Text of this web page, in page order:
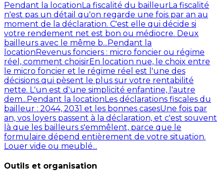
Pendant la location La fiscalité du bailleurLa fiscalité
n'est pas un détail qu'on regarde une fois par an au
moment de la déclaration. C'est elle qui décide si
votre rendement net est bon ou médiocre. Deux
bailleurs avec le même b... Pendant la
location Revenus fonciers : micro foncier ou régime
réel, comment choisirEn location nue, le choix entre
le micro foncier et le régime réel est l'une des
décisions qui pèsent le plus sur votre rentabilité
nette. L'un est d'une simplicité enfantine, l'autre
dem... Pendant la location Les déclarations fiscales du
bailleur : 2044, 2031 et les bonnes casesUne fois par
an, vos loyers passent à la déclaration, et c'est souvent
là que les bailleurs s'emmêlent, parce que le
formulaire dépend entièrement de votre situation.
Louer vide ou meublé...
Outils et organisation